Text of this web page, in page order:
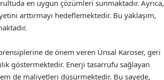
en uygun çözümleri sunmaktadır. Ayrıca,
arttırmayı hedeflemektedir. Bu yaklaşım,
de önem veren Ünsal Karoser, geri
göstermektedir. Enerji tasarrufu sağlayan
de maliyetleri düşürmektedir. Bu sayede,